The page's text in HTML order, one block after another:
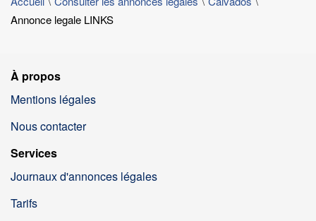
Annonce legale LINKS
À propos
Mentions légales
Nous contacter
Services
Journaux d'annonces légales
Tarifs